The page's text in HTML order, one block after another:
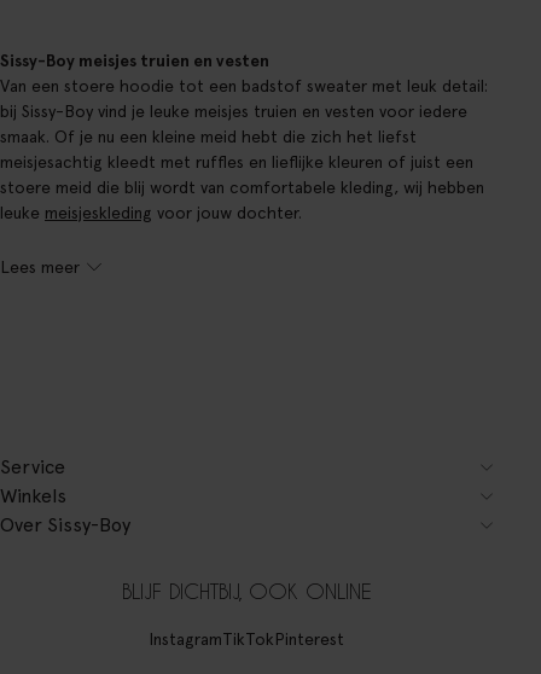
Sissy-Boy meisjes truien en vesten
Van een stoere hoodie tot een badstof sweater met leuk detail:
bij Sissy-Boy vind je leuke meisjes truien en vesten voor iedere
smaak. Of je nu een kleine meid hebt die zich het liefst
meisjesachtig kleedt met ruffles en lieflijke kleuren of juist een
stoere meid die blij wordt van comfortabele kleding, wij hebben
leuke meisjeskleding voor jouw dochter.
Lees meer
Service
Winkels
Over Sissy-Boy
BLIJF DICHTBIJ, OOK ONLINE
InstagramTikTokPinterest